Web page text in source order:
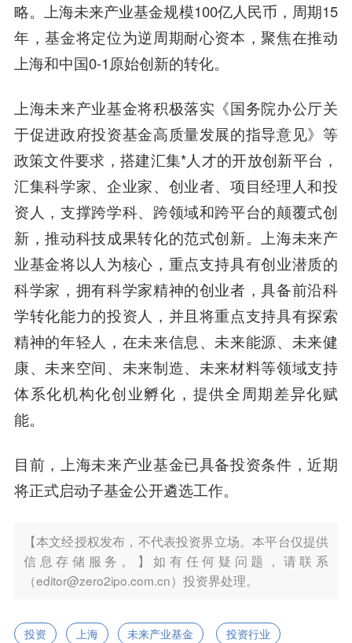
略。上海未来产业基金规模100亿人民币，周期15
年，基金将定位为逆周期耐心资本，聚焦在推动
上海和中国0-1原始创新的转化。
上海未来产业基金将积极落实《国务院办公厅关
于促进政府投资基金高质量发展的指导意见》等
政策文件要求，搭建汇集*人才的开放创新平台，
汇集科学家、企业家、创业者、项目经理人和投
资人，支撑跨学科、跨领域和跨平台的颠覆式创
新，推动科技成果转化的范式创新。上海未来产
业基金将以人为核心，重点支持具有创业潜质的
科学家，拥有科学家精神的创业者，具备前沿科
学转化能力的投资人，并且将重点支持具有探索
精神的年轻人，在未来信息、未来能源、未来健
康、未来空间、未来制造、未来材料等领域支持
体系化机构化创业孵化，提供全周期差异化赋
能。
目前，上海未来产业基金已具备投资条件，近期
将正式启动子基金公开遴选工作。
【本文经授权发布，不代表投资界立场。本平台仅提供
信息存储服务。】如有任何疑问题，请联系
（editor@zero2ipo.com.cn）投资界处理。
投资 上海 未来产业基金 投资行业